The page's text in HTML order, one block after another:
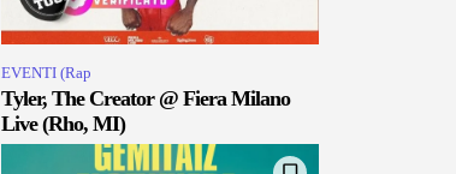
EVENTI (Rap
Tyler, The Creator @ Fiera Milano
Live (Rho, MI)